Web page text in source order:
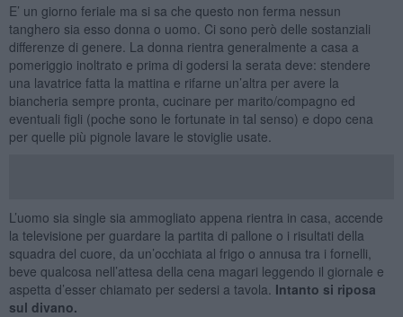
E’ un giorno feriale ma si sa che questo non ferma nessun
tanghero sia esso donna o uomo. Ci sono però delle sostanziali
differenze di genere. La donna rientra generalmente a casa a
pomeriggio inoltrato e prima di godersi la serata deve: stendere
una lavatrice fatta la mattina e rifarne un’altra per avere la
biancheria sempre pronta, cucinare per marito/compagno ed
eventuali figli (poche sono le fortunate in tal senso) e dopo cena
per quelle più pignole lavare le stoviglie usate.
L’uomo sia single sia ammogliato appena rientra in casa, accende
la televisione per guardare la partita di pallone o i risultati della
squadra del cuore, da un’occhiata al frigo o annusa tra i fornelli,
beve qualcosa nell’attesa della cena magari leggendo il giornale e
aspetta d’esser chiamato per sedersi a tavola. Intanto si riposa
sul divano.